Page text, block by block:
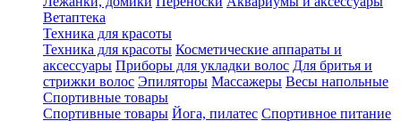
Ветаптека
Техника для красоты
Техника для красоты Косметические аппараты и
аксессуары Приборы для укладки волос Для бритья и
стрижки волос Эпиляторы Массажеры Весы напольные
Спортивные товары
Спортивные товары Йога, пилатес Спортивное питание